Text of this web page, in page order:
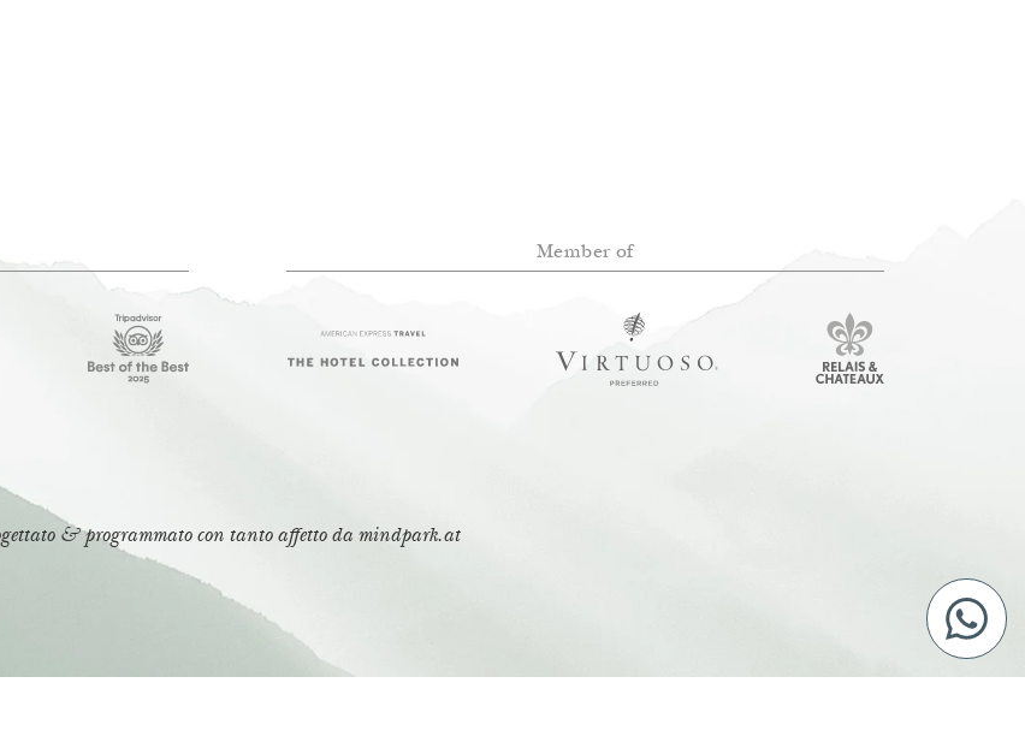
Member of
& programmato con tanto affetto da mindpark.at